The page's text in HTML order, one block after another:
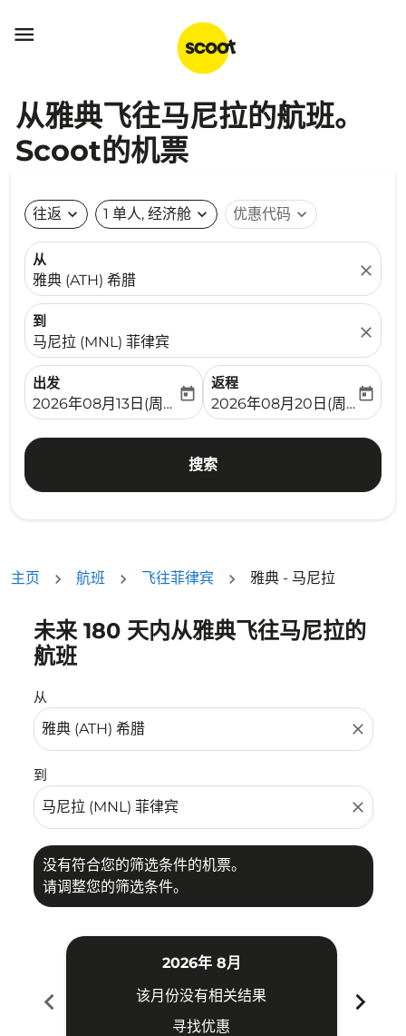

从雅典飞往马尼拉的航班。
Scoot的机票
往返 expand_more 1 单人, 经济舱 expand_more 优惠代码 expand_more
从
雅典 (ATH) 希腊
close
到
马尼拉 (MNL) 菲律宾
close
出发
fc-booking-departure-date-aria-label
2026年08月13日(周四)
today
返程
fc-booking-return-date-
2026年08月20日(周四)
today
搜索
主页 航班 飞往菲律宾 雅典 - 马尼拉
未来 180 天内从雅典飞往马尼拉的
航班
从
close
到
close
没有符合您的筛选条件的机票。
请调整您的筛选条件。
没有符合您的筛选条件的机票。请调整您的筛选条件。
chevron_left
2026年 8月
该月份没有相关结果
寻找优惠
chevron_right